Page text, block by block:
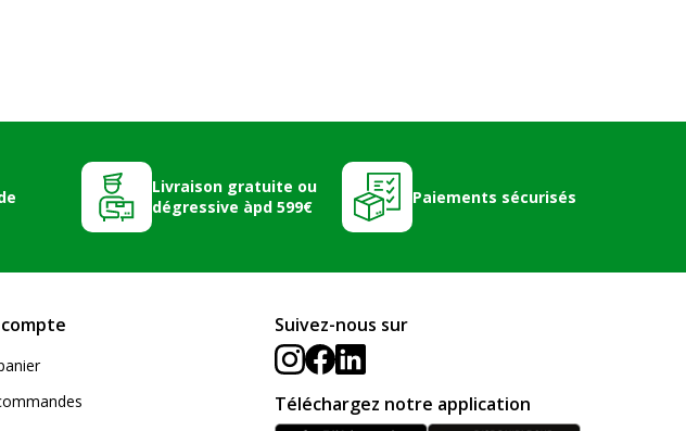
Livraison gratuite ou
dégressive àpd 599€
Paiements sécurisés
Suivez-nous sur
Téléchargez notre application